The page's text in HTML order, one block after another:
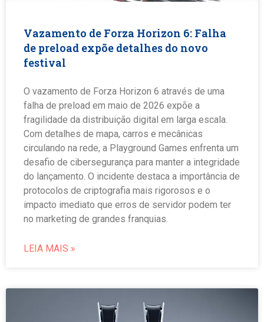
Vazamento de Forza Horizon 6: Falha
de preload expõe detalhes do novo
festival
O vazamento de Forza Horizon 6 através de uma
falha de preload em maio de 2026 expõe a
fragilidade da distribuição digital em larga escala.
Com detalhes de mapa, carros e mecânicas
circulando na rede, a Playground Games enfrenta um
desafio de cibersegurança para manter a integridade
do lançamento. O incidente destaca a importância de
protocolos de criptografia mais rigorosos e o
impacto imediato que erros de servidor podem ter
no marketing de grandes franquias.
LEIA MAIS »